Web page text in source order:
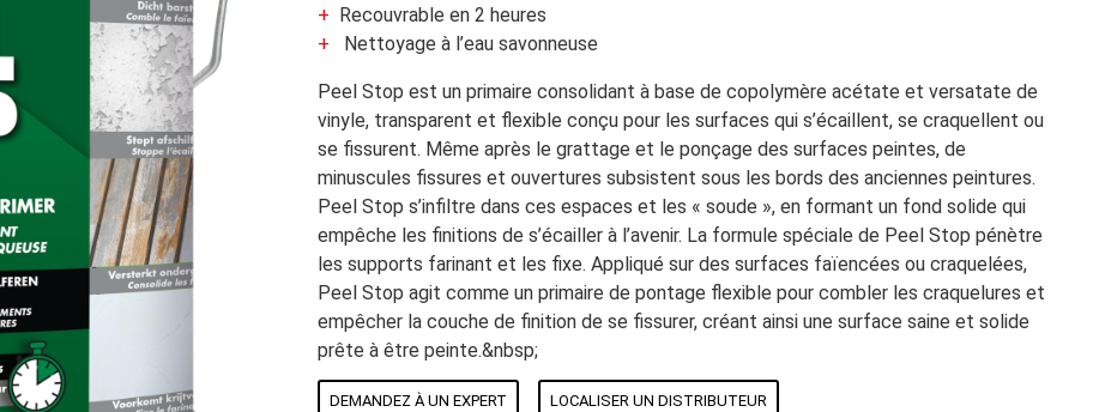
Recouvrable en 2 heures
Nettoyage à l’eau savonneuse
Peel Stop est un primaire consolidant à base de copolymère acétate et versatate de
vinyle, transparent et flexible conçu pour les surfaces qui s’écaillent, se craquellent ou
se fissurent. Même après le grattage et le ponçage des surfaces peintes, de
minuscules fissures et ouvertures subsistent sous les bords des anciennes peintures.
Peel Stop s’infiltre dans ces espaces et les « soude », en formant un fond solide qui
empêche les finitions de s’écailler à l’avenir. La formule spéciale de Peel Stop pénètre
les supports farinant et les fixe. Appliqué sur des surfaces faïencées ou craquelées,
Peel Stop agit comme un primaire de pontage flexible pour combler les craquelures et
empêcher la couche de finition de se fissurer, créant ainsi une surface saine et solide
prête à être peinte.&nbsp;
DEMANDEZ À UN EXPERT LOCALISER UN DISTRIBUTEUR